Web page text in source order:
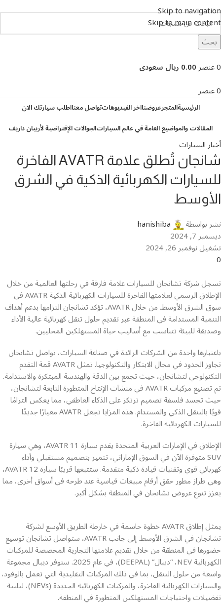
Skip to navigation
Skip to main content
بحث
0عنصر0.00 ريال سعودى
0عنصر
الرئيسيةالمتجرعروضنااخر الفيديوهاتتواصل معنااطلب سيارتك الان
المقالات والمواضيع العامة في عالم السياراتالجوالات الإفتراضية لأربيان داريف
أخبار السيارات
شانجان تُطلق علامة AVATR الفاخرة
للسيارات الكهربائية الذكية في الشرق
الأوسط
نشر بواسطة hanishiba
ديسمبر 7, 2024
تشغيل نوفمبر 26, 2024
0
تسجل شركة تشانجان للسيارات علامة فارقة في رحلتها العالمية من خلال
الإطلاق الرسمي لعلامتها الفاخرة للسيارات الكهربائية الذكية AVATR في
سوق الشرق الأوسط. من خلال AVATR، تؤكد تشانجان التزامها بدعم أهداف
التنمية المستدامة في المنطقة عبر تقديم حلول تنقل كهربائية عالية الأداء
وصديقة للبيئة تتناسب مع أساليب حياة المستهلكين المحليين.
باعتبارها واحدة من الشركات الرائدة في صناعة السيارات، تواصل تشانجان
تجاوز الحدود في مجال الابتكار والتكنولوجيا. تمثل AVATR قمة التقدم
التكنولوجي لتشانجان، حيث تجمع بين الدقة والهندسة المبتكرة والاستدامة.
تم تصنيع مركبات AVATR في منشآت الإنتاج المتطورة التابعة لتشانجان،
حيث تجسد فلسفة تصميم ترتكز على الذكاء العاطفي، مما يعكس التزامًا
قويًا بالتنقل الذكي والمستدام. هذه المزايا تجعل AVATR معيارًا جديدًا
للسيارات الكهربائية الفاخرة.
الإطلاق في الإمارات العربية المتحدة يقدم سيارة AVATR 11، وهي سيارة
SUV متوفرة الآن في السوق الإماراتي، تتميز بتصميم مستقبلي وأداء
كهربائي قوي وتقنيات قيادة ذكية متقدمة. ستتبعها قريبًا سيارة AVATR 12،
وهي طراز مطور حقق أرقام مبيعات قياسية عند طرحه في أسواق أخرى، مما
يعزز تنوع عروض تشانجان في المنطقة بشكل أكبر.
يمثل إطلاق AVATR خطوة حاسمة في خارطة الطريق الأوسع لشركة
تشانجان في الشرق الأوسط. إلى جانب AVATR، ستواصل تشانجان توسيع
حضورها في المنطقة من خلال تقديم علامتها التجارية المخصصة للمركبات
الكهربائية NEV، “ديبال” (DEEPAL)، في عام 2025. ستوفر ديبال مجموعة
واسعة من حلول التنقل، بما في ذلك المركبات التقليدية التي تعمل بالوقود،
والسيارات الكهربائية الفاخرة، والمركبات الكهربائية الجديدة (NEVs)، لتلبية
تفضيلات واحتياجات المستهلكين المتطورة في المنطقة.